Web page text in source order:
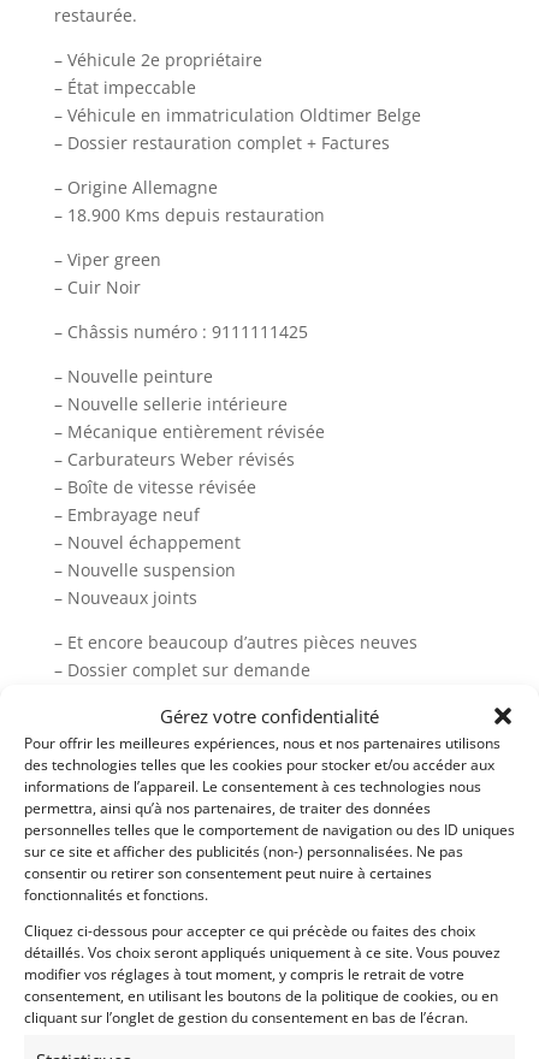
Gérez votre confidentialité
Pour offrir les meilleures expériences, nous et nos partenaires utilisons
des technologies telles que les cookies pour stocker et/ou accéder aux
informations de l’appareil. Le consentement à ces technologies nous
permettra, ainsi qu’à nos partenaires, de traiter des données
personnelles telles que le comportement de navigation ou des ID uniques
sur ce site et afficher des publicités (non-) personnalisées. Ne pas
consentir ou retirer son consentement peut nuire à certaines
fonctionnalités et fonctions.
Cliquez ci-dessous pour accepter ce qui précède ou faites des choix
détaillés. Vos choix seront appliqués uniquement à ce site. Vous pouvez
modifier vos réglages à tout moment, y compris le retrait de votre
consentement, en utilisant les boutons de la politique de cookies, ou en
cliquant sur l’onglet de gestion du consentement en bas de l’écran.
restaurée.
– Véhicule 2e propriétaire
– État impeccable
– Véhicule en immatriculation Oldtimer Belge
– Dossier restauration complet + Factures
– Origine Allemagne
– 18.900 Kms depuis restauration
– Viper green
– Cuir Noir
– Châssis numéro : 9111111425
– Nouvelle peinture
– Nouvelle sellerie intérieure
– Mécanique entièrement révisée
– Carburateurs Weber révisés
– Boîte de vitesse révisée
– Embrayage neuf
– Nouvel échappement
– Nouvelle suspension
– Nouveaux joints
– Et encore beaucoup d’autres pièces neuves
– Dossier complet sur demande
– Livré avec Contrôle Technique et Car-Pass
– Plus de photos sur notre site www.myvintage.be
Demandez une expertise de ce modèle
Partager cette annonce